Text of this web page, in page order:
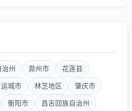
州 滁州市 花莲县
运城市 林芝地区 肇庆市
衡阳市 昌吉回族自治州